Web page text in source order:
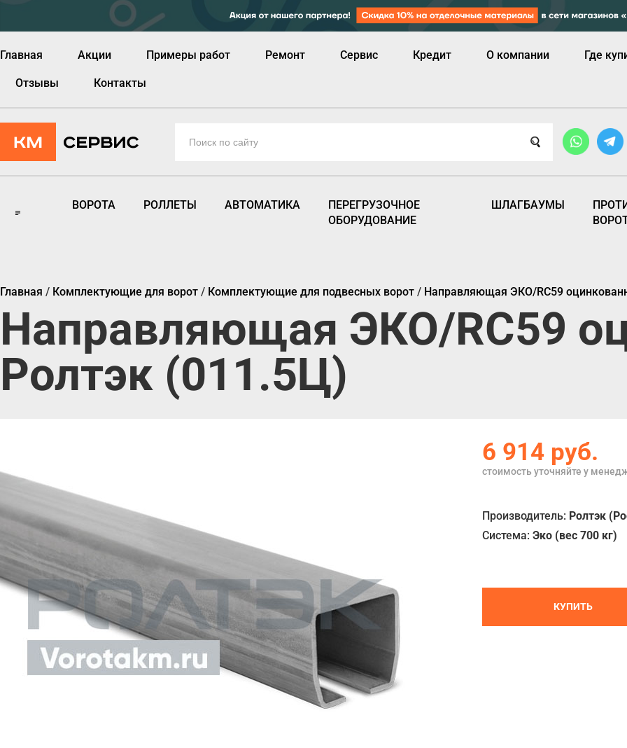
Главная Акции Примеры работ Ремонт Сервис Кредит О компании Где
Отзывы Контакты
ВОРОТА РОЛЛЕТЫ АВТОМАТИКА
ПЕРЕГРУЗОЧНОЕ
ОБОРУДОВАНИЕ
ШЛАГБАУМЫ
Главная / Комплектующие для ворот / Комплектующие для подвесных ворот / Направляющая ЭКО/RC59
Направляющая ЭКО/RC59
Ролтэк (011.5Ц)
6 914 руб.
стоимость уточняйте у
Производитель: Ролтэк
Система:Эко (вес 700 кг)
КУПИТЬ